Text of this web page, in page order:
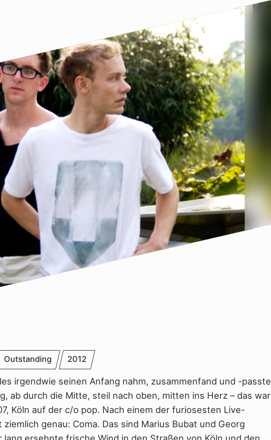
Outstanding 2012
irgendwie seinen Anfang nahm, zusammenfand und -passte
ab durch die Mitte, steil nach oben, mitten ins Herz – das war
Köln auf der c/o pop. Nach einem der furiosesten Live-
genau: Coma. Das sind Marius Bubat und Georg